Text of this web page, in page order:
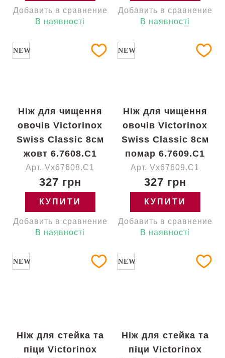
Добавить в сравнение
В наявності
Добавить в сравнение
В наявності
NEW
Ніж для чищення
овочів Victorinox
Swiss Classic 8см
жовт 6.7608.C1
Арт. Vx67608.C1
327 грн
КУПИТИ
Добавить в сравнение
В наявності
NEW
Ніж для чищення
овочів Victorinox
Swiss Classic 8см
помар 6.7609.C1
Арт. Vx67609.C1
327 грн
КУПИТИ
Добавить в сравнение
В наявності
NEW
Ніж для стейка та
піци Victorinox
NEW
Ніж для стейка та
піци Victorinox